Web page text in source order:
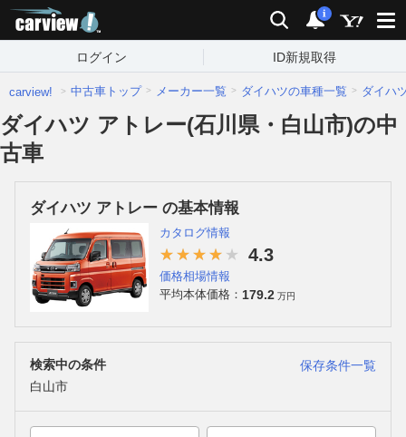
検索 通知
i
ログイン ID新規取得
carview! 中古車トップ メーカー一覧 ダイハツの車種一覧 ダイハ
ダイハツ アトレー(石川県・白山市)の中
古車
ダイハツ アトレー の基本情報
カタログ情報
4.3
価格相場情報
平均本体価格： 179.2 万円
検索中の条件
保存条件一覧
白山市